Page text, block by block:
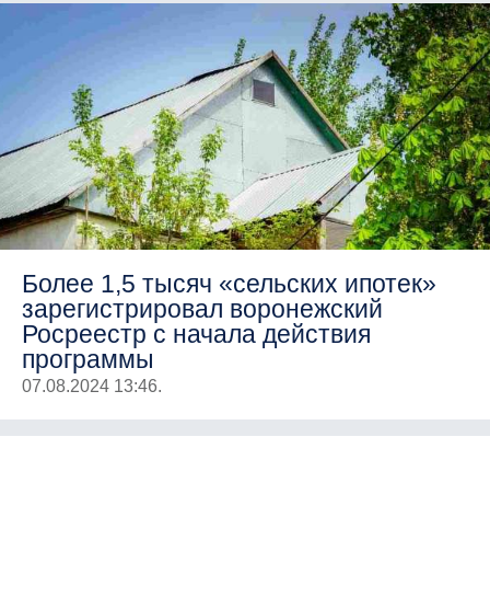
Более 1,5 тысяч «сельских ипотек»
зарегистрировал воронежский
Росреестр с начала действия
программы
07.08.2024 13:46.